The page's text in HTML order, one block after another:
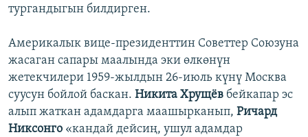
тургандыгын билдирген.
Америкалык вице-президенттин Советтер Союзуна
жасаган сапары маалында эки өлкөнүн
жетекчилери 1959-жылдын 26-июль күнү Москва
суусун бойлой баскан. Никита Хрущёв бейкапар эс
алып жаткан адамдарга маашырканып, Ричард
Никсонго «кандай дейсиң, ушул адамдар